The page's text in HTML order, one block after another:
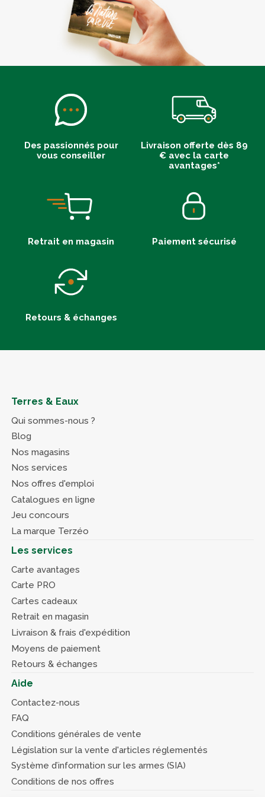
Des passionnés pour
vous conseiller
Livraison offerte dès 89
€ avec la carte
avantages*
Retrait en magasin Paiement sécurisé
Retours & échanges
Terres & Eaux
Qui sommes-nous ?
Blog
Nos magasins
Nos services
Nos offres d'emploi
Catalogues en ligne
Jeu concours
La marque Terzéo
Les services
Carte avantages
Carte PRO
Cartes cadeaux
Retrait en magasin
Livraison & frais d'expédition
Moyens de paiement
Retours & échanges
Aide
Contactez-nous
FAQ
Conditions générales de vente
Législation sur la vente d'articles réglementés
Système d’information sur les armes (SIA)
Conditions de nos offres